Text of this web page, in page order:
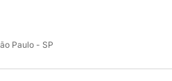
Paulo - SP